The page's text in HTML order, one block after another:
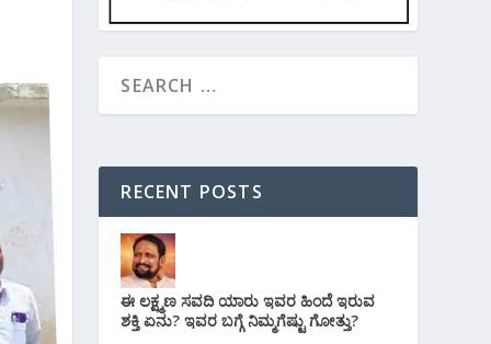
RECENT POSTS
ಈ ಲಕ್ಷ್ಮಣ ಸವದಿ ಯಾರು ಇವರ ಹಿಂದೆ ಇರುವ
ಶಕ್ತಿ ಏನು? ಇವರ ಬಗ್ಗೆ ನಿಮ್ಮಗೆಷ್ಟು ಗೋತ್ತು?